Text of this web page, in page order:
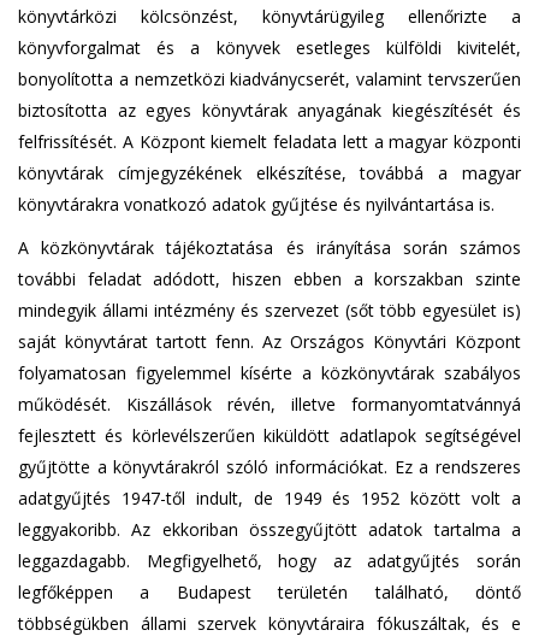
könyvtárközi kölcsönzést, könyvtárügyileg ellenőrizte a
könyvforgalmat és a könyvek esetleges külföldi kivitelét,
bonyolította a nemzetközi kiadványcserét, valamint tervszerűen
biztosította az egyes könyvtárak anyagának kiegészítését és
felfrissítését. A Központ kiemelt feladata lett a magyar központi
könyvtárak címjegyzékének elkészítése, továbbá a magyar
könyvtárakra vonatkozó adatok gyűjtése és nyilvántartása is.
A közkönyvtárak tájékoztatása és irányítása során számos
további feladat adódott, hiszen ebben a korszakban szinte
mindegyik állami intézmény és szervezet (sőt több egyesület is)
saját könyvtárat tartott fenn. Az Országos Könyvtári Központ
folyamatosan figyelemmel kísérte a közkönyvtárak szabályos
működését. Kiszállások révén, illetve formanyomtatvánnyá
fejlesztett és körlevélszerűen kiküldött adatlapok segítségével
gyűjtötte a könyvtárakról szóló információkat. Ez a rendszeres
adatgyűjtés 1947-től indult, de 1949 és 1952 között volt a
leggyakoribb. Az ekkoriban összegyűjtött adatok tartalma a
leggazdagabb. Megfigyelhető, hogy az adatgyűjtés során
legfőképpen a Budapest területén található, döntő
többségükben állami szervek könyvtáraira fókuszáltak, és e